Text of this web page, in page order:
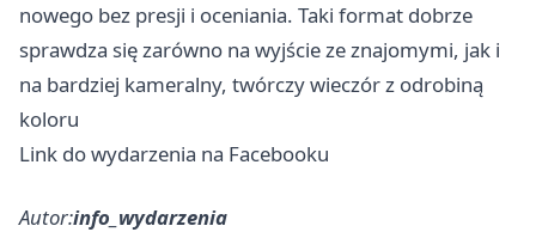
nowego bez presji i oceniania. Taki format dobrze
sprawdza się zarówno na wyjście ze znajomymi, jak i
na bardziej kameralny, twórczy wieczór z odrobiną
koloru
Link do wydarzenia na Facebooku
Autor:info_wydarzenia